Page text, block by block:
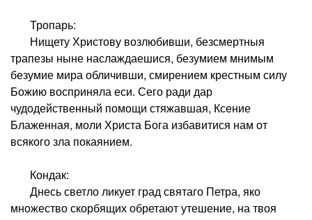
Тропарь:
Нищету Христову возлюбивши, безсмертныя
трапезы ныне наслаждаешися, безумием мнимым
безумие мира обличивши, смирением крестным силу
Божию восприняла еси. Сего ради дар
чудодейственный помощи стяжавшая, Ксение
Блаженная, моли Христа Бога избавитися нам от
всякого зла покаянием.
Кондак:
Днесь светло ликует град святаго Петра, яко
множество скорбящих обретают утешение, на твоя